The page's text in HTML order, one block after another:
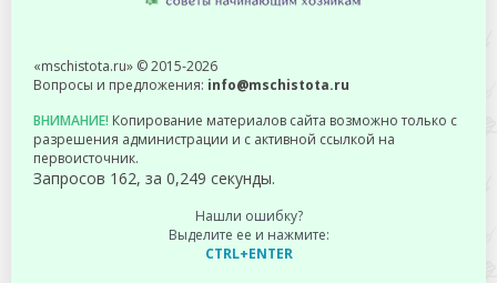
«mschistota.ru» © 2015-2026
Вопросы и предложения: info@mschistota.ru
ВНИМАНИЕ! Копирование материалов сайта возможно только с
разрешения администрации и с активной ссылкой на
первоисточник.
Запросов 162, за 0,249 секунды.
Нашли ошибку?
Выделите ее и нажмите:
CTRL+ENTER